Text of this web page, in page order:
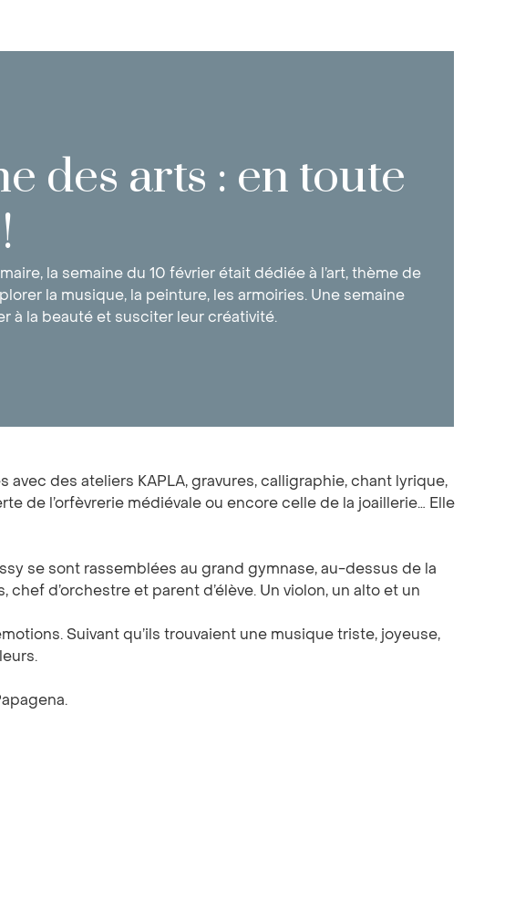
des arts : en toute
la semaine du 10 février était dédiée à l’art, thème de
la musique, la peinture, les armoiries. Une semaine
à la beauté et susciter leur créativité.
des ateliers KAPLA, gravures, calligraphie, chant lyrique,
de l’orfèvrerie médiévale ou encore celle de la joaillerie… Elle
se sont rassemblées au grand gymnase, au-dessus de la
d’orchestre et parent d’élève. Un violon, un alto et un
Suivant qu’ils trouvaient une musique triste, joyeuse,